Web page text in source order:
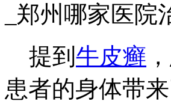
_郑州哪家医
提到 牛皮癣
患者的身体带